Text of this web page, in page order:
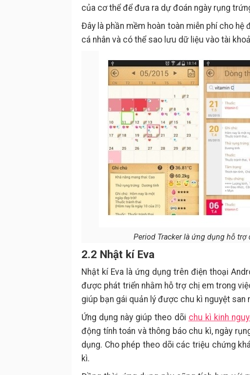
của cơ thể để đưa ra dự đoán ngày rụng
Đây là phần mềm hoàn toàn miễn phí cho
cá nhân và có thể sao lưu dữ liệu vào tài
Period Tracker là ứng dụng hỗ
2.2 Nhật kí Eva
Nhật kí Eva là ứng dụng trên điện thoại
được phát triển nhằm hỗ trợ chị em trong
giúp bạn gái quản lý được chu kì nguyệt
Ứng dụng này giúp theo dõi chu kì kinh
động tính toán và thông báo chu kì, ngày
dụng. Cho phép theo dõi các triệu chứng
kì.